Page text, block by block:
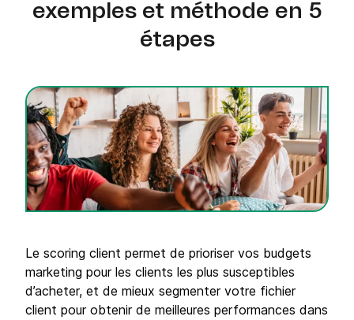
exemples et méthode en 5
étapes
Le scoring client permet de prioriser vos budgets
marketing pour les clients les plus susceptibles
d’acheter, et de mieux segmenter votre fichier
client pour obtenir de meilleures performances dans